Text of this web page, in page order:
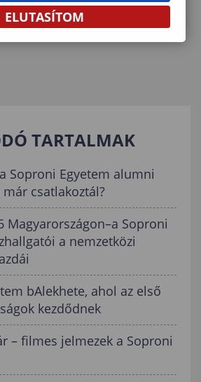
TARTALMAK
Soproni Egyetem alumni
már csatlakoztál?
Magyarországon–a Soproni
a nemzetközi
bAlekhete, ahol az első
kezdődnek
– filmes jelmezek a Soproni
ELUTASÍTOM